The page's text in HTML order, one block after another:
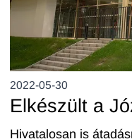
2022-05-30
Elkészült a
Hivatalosan is